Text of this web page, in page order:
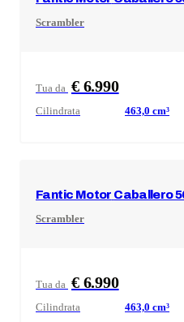
Scrambler
Tua da € 6.990
Cilindrata 463,0 cm³
Fantic Motor Caballero
Scrambler
Tua da € 6.990
Cilindrata 463,0 cm³